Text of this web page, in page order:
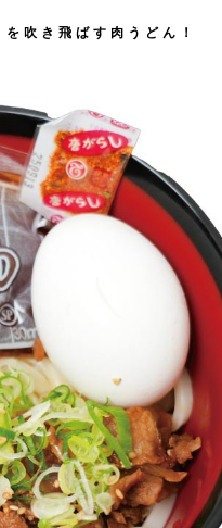
吹き飛ばす肉うどん！